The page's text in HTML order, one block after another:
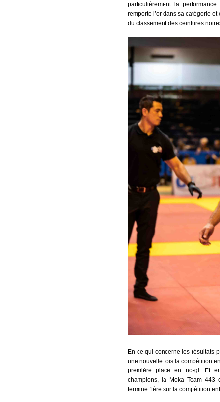
particulièrement la
remporte l’or dans sa catégorie
du classement des ceintures
En ce qui concerne les résultats
une nouvelle fois la compétition
première place en no-gi. Et
champions, la Moka Team 443
termine 1ère sur la compétition